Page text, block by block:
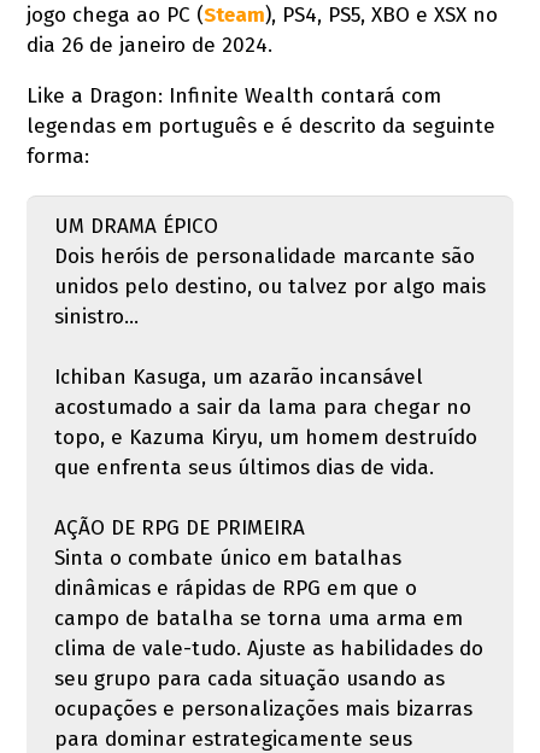
jogo chega ao PC (Steam), PS4, PS5, XBO e XSX no
dia 26 de janeiro de 2024.
Like a Dragon: Infinite Wealth contará com
legendas em português e é descrito da seguinte
forma:
UM DRAMA ÉPICO
Dois heróis de personalidade marcante são
unidos pelo destino, ou talvez por algo mais
sinistro…
Ichiban Kasuga, um azarão incansável
acostumado a sair da lama para chegar no
topo, e Kazuma Kiryu, um homem destruído
que enfrenta seus últimos dias de vida.
AÇÃO DE RPG DE PRIMEIRA
Sinta o combate único em batalhas
dinâmicas e rápidas de RPG em que o
campo de batalha se torna uma arma em
clima de vale-tudo. Ajuste as habilidades do
seu grupo para cada situação usando as
ocupações e personalizações mais bizarras
para dominar estrategicamente seus